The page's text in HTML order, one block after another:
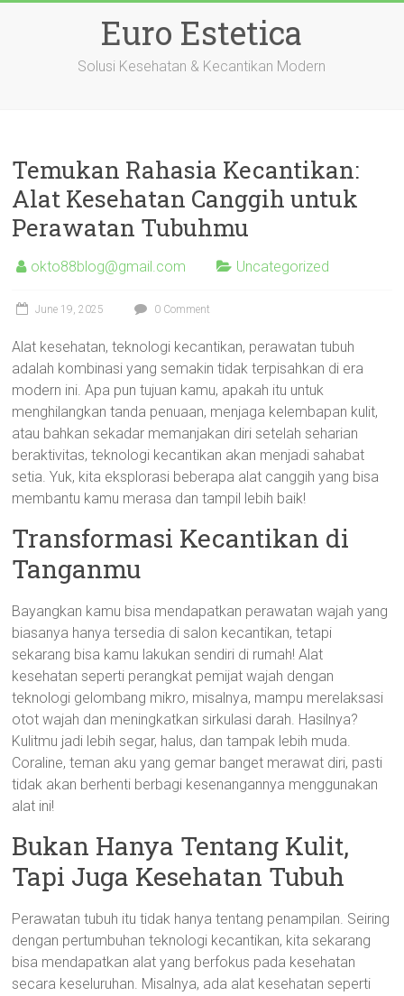
Euro Estetica
Solusi Kesehatan & Kecantikan Modern
Temukan Rahasia Kecantikan:
Alat Kesehatan Canggih untuk
Perawatan Tubuhmu
okto88blog@gmail.com Uncategorized
June 19, 2025 0 Comment
Alat kesehatan, teknologi kecantikan, perawatan tubuh
adalah kombinasi yang semakin tidak terpisahkan di era
modern ini. Apa pun tujuan kamu, apakah itu untuk
menghilangkan tanda penuaan, menjaga kelembapan kulit,
atau bahkan sekadar memanjakan diri setelah seharian
beraktivitas, teknologi kecantikan akan menjadi sahabat
setia. Yuk, kita eksplorasi beberapa alat canggih yang bisa
membantu kamu merasa dan tampil lebih baik!
Transformasi Kecantikan di
Tanganmu
Bayangkan kamu bisa mendapatkan perawatan wajah yang
biasanya hanya tersedia di salon kecantikan, tetapi
sekarang bisa kamu lakukan sendiri di rumah! Alat
kesehatan seperti perangkat pemijat wajah dengan
teknologi gelombang mikro, misalnya, mampu merelaksasi
otot wajah dan meningkatkan sirkulasi darah. Hasilnya?
Kulitmu jadi lebih segar, halus, dan tampak lebih muda.
Coraline, teman aku yang gemar banget merawat diri, pasti
tidak akan berhenti berbagi kesenangannya menggunakan
alat ini!
Bukan Hanya Tentang Kulit,
Tapi Juga Kesehatan Tubuh
Perawatan tubuh itu tidak hanya tentang penampilan. Seiring
dengan pertumbuhan teknologi kecantikan, kita sekarang
bisa mendapatkan alat yang berfokus pada kesehatan
secara keseluruhan. Misalnya, ada alat kesehatan seperti